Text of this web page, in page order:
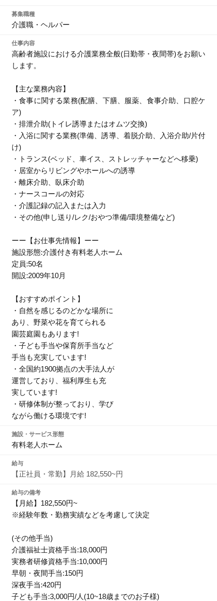
募集職種
介護職・ヘルパー
仕事内容
高齢者施設における介護業務全般(日勤帯・夜間帯)をお願い
します。
【主な業務内容】
・食事に関する業務(配膳、下膳、服薬、食事介助、口腔ケ
ア)
・排泄介助(トイレ誘導またはオムツ交換)
・入浴に関する業務(準備、誘導、着脱介助、入浴介助/片付
け)
・トランス(ベッド、車イス、ストレッチャーなどへ移乗)
・居室からリビングやホールへの誘導
・離床介助、臥床介助
・ナースコールの対応
・介護記録の記入または入力
・その他(申し送り/レク/おやつ準備/環境整備など)
ーー【お仕事先情報】ーー
施設形態:介護付き有料老人ホーム
定員:50名
開設:2009年10月
【おすすめポイント】
・自然を感じるのどかな場所に
あり、野菜や花を育てられる
園芸庭園もあります!
・子ども手当や保育所手当など
手当も充実しています!
・全国約1900拠点の大手法人が
運営しており、福利厚生も充
実しています!
・研修体制が整っており、学び
ながら働ける環境です!
施設・サービス形態
有料老人ホーム
給与
【正社員・常勤】月給 182,550~円
給与の備考
【月給】182,550円~
※経験年数・勤務実績などを考慮して決定
(その他手当)
介護福祉士資格手当:18,000円
実務者研修資格手当:10,000円
早朝・夜間手当:150円
深夜手当:420円
子ども手当:3,000円/人(10~18歳までのお子様)